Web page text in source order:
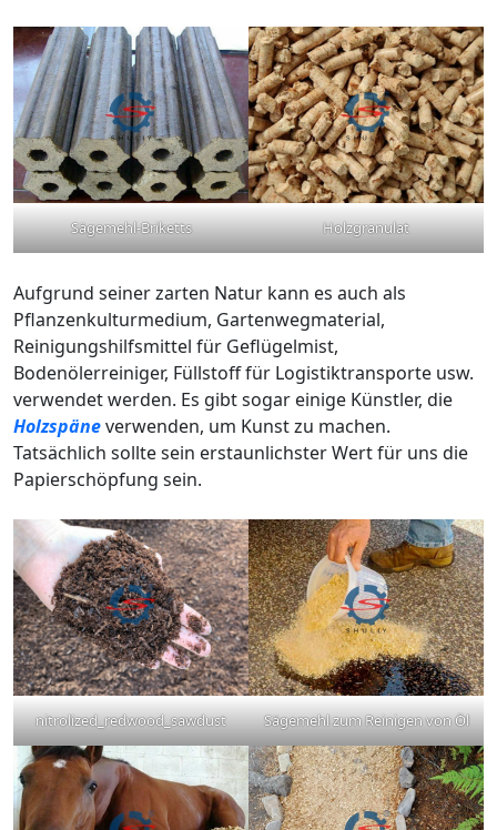
Sägemehl-Briketts Holzgranulat
Aufgrund seiner zarten Natur kann es auch als
Pflanzenkulturmedium, Gartenwegmaterial,
Reinigungshilfsmittel für Geflügelmist,
Bodenölerreiniger, Füllstoff für Logistiktransporte usw.
verwendet werden. Es gibt sogar einige Künstler, die
Holzspäneverwenden, um Kunst zu machen.
Tatsächlich sollte sein erstaunlichster Wert für uns die
Papierschöpfung sein.
nitrolized_redwood_sawdust Sägemehl zum Reinigen von Öl